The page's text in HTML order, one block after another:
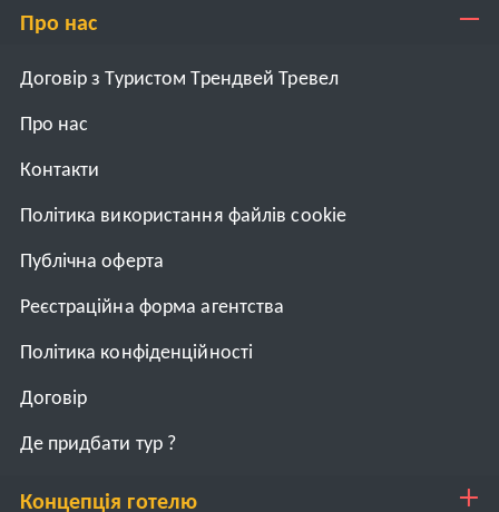
Про нас
Договір з Туристом Трендвей Тревел
Про нас
Контакти
Політика використання файлів cookie
Публічна оферта
Реєстраційна форма агентства
Політика конфіденційності
Договiр
Де придбати тур ?
Концепція готелю